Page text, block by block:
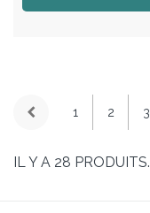
1 2 3
IL Y A 28 PRODUITS.